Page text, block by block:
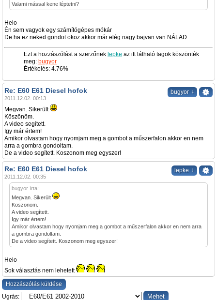
Valami mással kene léptetni?
Helo
Én sem vagyok egy számítógépes mókár
De ha ez neked gondot okoz akkor már elég nagy bajvan van NÁLAD
Ezt a hozzászólást a szerzőnek lepke az itt látható tagok köszönték
meg: bugyor
Értékelés: 4.76%
bugyor ↓
Re: E60 E61 Diesel hofok
2011.12.02. 00:13
Megvan. Sikerült
Köszönöm.
A video segített.
Igy már értem!
Amikor olvastam hogy nyomjam meg a gombot a műszerfalon akkor en nem
arra a gombra gondoltam.
De a video segített. Koszonom meg egyszer!
lepke ↓
Re: E60 E61 Diesel hofok
2011.12.02. 00:35
bugyor írta:
Megvan. Sikerült
Köszönöm.
A video segített.
Igy már értem!
Amikor olvastam hogy nyomjam meg a gombot a műszerfalon akkor en nem arra
a gombra gondoltam.
De a video segített. Koszonom meg egyszer!
Helo
Sok választás nem lehetett
Hozzászólás küldése
Ugrás: